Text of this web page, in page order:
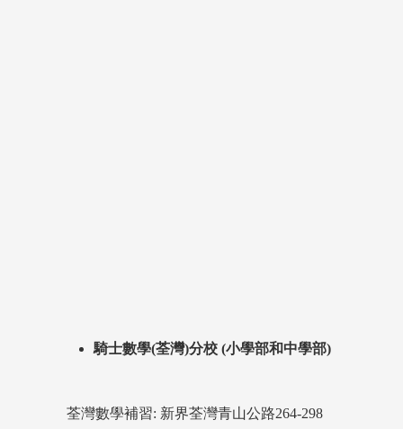
騎士數學(荃灣)分校 (小學部和中學部)
荃灣數學補習: 新界荃灣青山公路264-298